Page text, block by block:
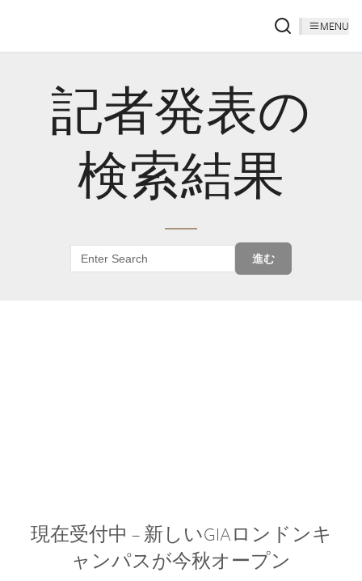
MENU
記者発表の
検索結果
進む
現在受付中 – 新しいGIAロンドンキ
ャンパスが今秋オープン